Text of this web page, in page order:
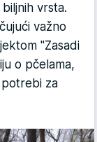
vrsta.
važno
"Zasadi
o pčelama,
potrebi za